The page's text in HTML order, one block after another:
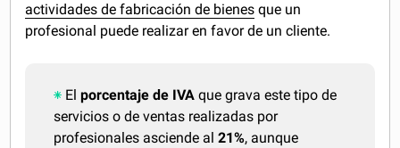
actividades de fabricación de bienes que un
profesional puede realizar en favor de un cliente.
Elporcentaje de IVA que grava este tipo de
servicios o de ventas realizadas por
profesionales asciende al21%, aunque